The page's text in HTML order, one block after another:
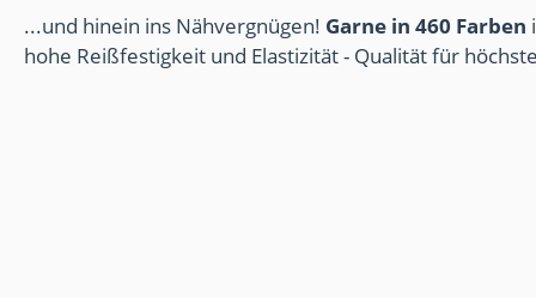
...und hinein ins Nähvergnügen! Garne in 460 Farben
hohe Reißfestigkeit und Elastizität - Qualität für